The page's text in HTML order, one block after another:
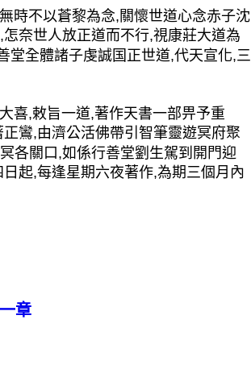
時不以蒼黎為念,關懷世道心念赤子沈
奈世人放正道而不行,視康莊大道為
堂全體諸子虔誠国正世道,代天宣化,三
喜,敕旨一道,著作天書一部畀予重
鸞,由濟公活佛帶引智筆靈遊冥府聚
各關口,如係行善堂劉生駕到開門迎
起,每逢星期六夜著作,為期三個月內
章